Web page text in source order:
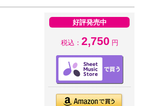
好評発売中
税込： 2,750 円